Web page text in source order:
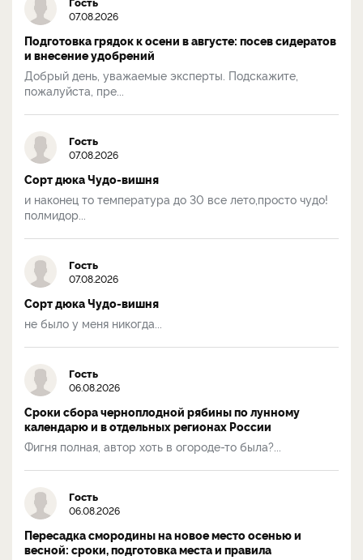
07.08.2026
Подготовка грядок к осени в августе: посев сидератов
и внесение удобрений
Добрый день, уважаемые эксперты. Подскажите,
пожалуйста, пре...
Гость
07.08.2026
Сорт дюка Чудо-вишня
и наконец то температура до 30 все лето,просто чудо!
полмидор...
Гость
07.08.2026
Сорт дюка Чудо-вишня
не было у меня никогда...
Гость
06.08.2026
Сроки сбора черноплодной рябины по лунному
календарю и в отдельных регионах России
Фигня полная, автор хоть в огороде-то была?...
Гость
06.08.2026
Пересадка смородины на новое место осенью и
весной: сроки, подготовка места и правила